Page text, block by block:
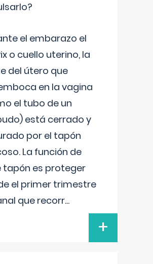
el embarazo el
o cuello uterino, la
del útero que
en la vagina
el tubo de un
está cerrado y
por el tapón
La función de
tapón es proteger
el primer trimestre
que recorr...
+